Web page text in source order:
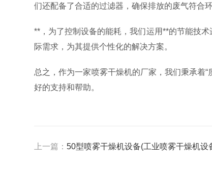
们还配备了合适的过滤器，确保排放的废气符合环
**，为了控制设备的能耗，我们运用**的节能技
际需求，为其提供个性化的解决方案。
总之，作为一家喷雾干燥机的厂家，我们秉承着
好的支持和帮助。
上一篇：50型喷雾干燥机设备(工业喷雾干燥机设